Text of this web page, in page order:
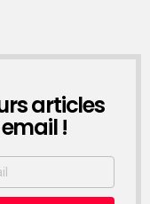
articles
!